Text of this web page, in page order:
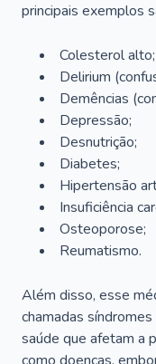
principais exemplos
Colesterol alto;
Delirium
Demências
Depressão;
Desnutrição;
Diabetes;
Hipertensão
Insuficiência
Osteoporose;
Reumatismo.
Além disso, esse
chamadas
saúde que afetam a